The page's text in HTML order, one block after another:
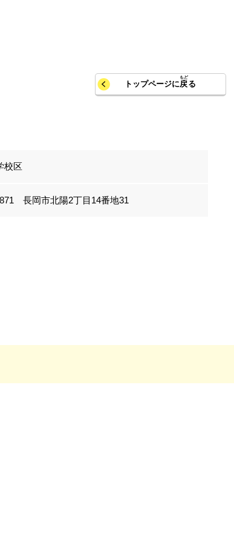
トップページに戻る
校区
長岡市北陽2丁目14番地31